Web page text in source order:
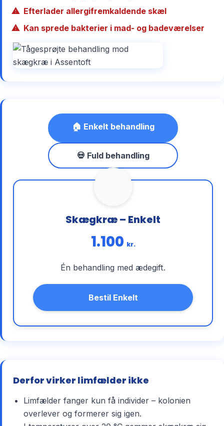
Efterlader allergifremkaldende skæl
Kan sprede bakterier i mad- og badeværelser
🏠 Enkelt behandling
💀 Fuld behandling
Skægkræ – Enkelt
1.100 kr.
Én behandling med ædegift.
Bestil Enkelt
Derfor virker limfælder ikke
Limfælder fanger kun få individer – kolonien
overlever og formerer sig igen.